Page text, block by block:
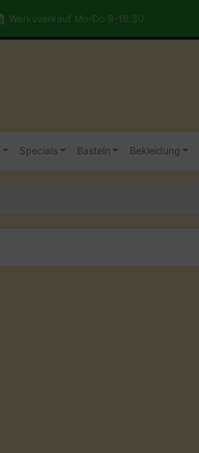
Werksverkauf Mo-Do 9-16.30
Specials Basteln Bekleidung